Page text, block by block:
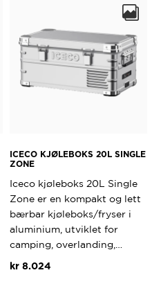
flere
kan
velges
på
ICECO KJØLEBOKS 20L SINGLE
ZONE
Iceco kjøleboks 20L Single
Zone er en kompakt og lett
bærbar kjøleboks/fryser i
aluminium, utviklet for
camping, overlanding,…
kr 8.024